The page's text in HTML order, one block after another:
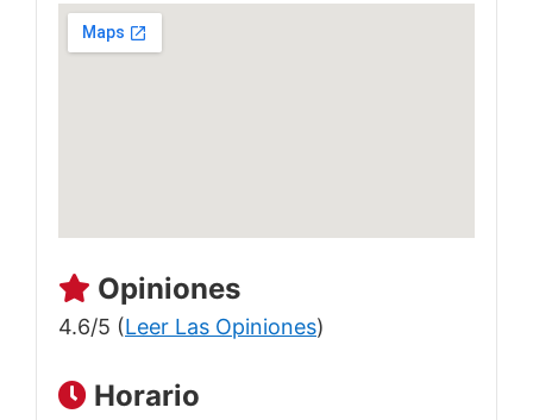
Opiniones
4.6/5 (Leer Las Opiniones)
Horario